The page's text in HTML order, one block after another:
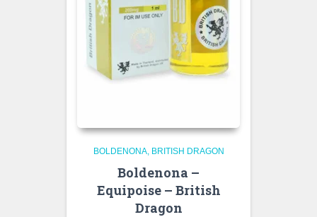
BOLDENONA BRITISH DRAGON
Boldenona –
Equipoise – British
Dragon